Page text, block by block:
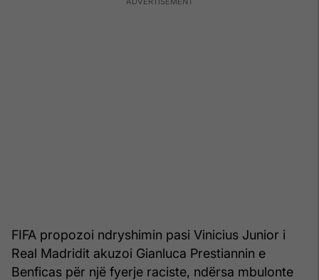
FIFA propozoi ndryshimin pasi Vinicius Junior i
Real Madridit akuzoi Gianluca Prestiannin e
Benficas për një fyerje raciste, ndërsa mbulonte